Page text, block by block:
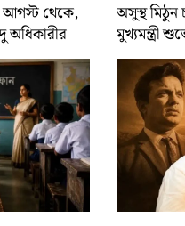
আগস্ট থেকে,
অধিকারীর
অসুস্থ মিঠুন
মুখ্যমন্ত্রী